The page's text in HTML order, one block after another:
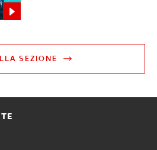
SEZIONE